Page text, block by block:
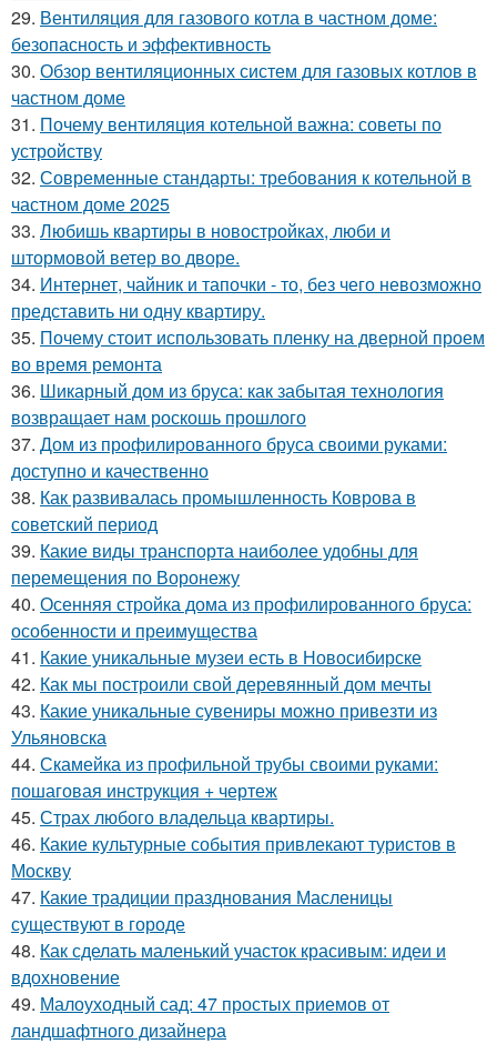
29. Вентиляция для газового котла в частном доме:
безопасность и эффективность
30. Обзор вентиляционных систем для газовых котлов в
частном доме
31. Почему вентиляция котельной важна: советы по
устройству
32. Современные стандарты: требования к котельной в
частном доме 2025
33. Любишь квартиры в новостройках, люби и
штормовой ветер во дворе.
34. Интернет, чайник и тапочки - то, без чего невозможно
представить ни одну квартиру.
35. Почему стоит использовать пленку на дверной проем
во время ремонта
36. Шикарный дом из бруса: как забытая технология
возвращает нам роскошь прошлого
37. Дом из профилированного бруса своими руками:
доступно и качественно
38. Как развивалась промышленность Коврова в
советский период
39. Какие виды транспорта наиболее удобны для
перемещения по Воронежу
40. Осенняя стройка дома из профилированного бруса:
особенности и преимущества
41. Какие уникальные музеи есть в Новосибирске
42. Как мы построили свой деревянный дом мечты
43. Какие уникальные сувениры можно привезти из
Ульяновска
44. Скамейка из профильной трубы своими руками:
пошаговая инструкция + чертеж
45. Страх любого владельца квартиры.
46. Какие культурные события привлекают туристов в
Москву
47. Какие традиции празднования Масленицы
существуют в городе
48. Как сделать маленький участок красивым: идеи и
вдохновение
49. Малоуходный сад: 47 простых приемов от
ландшафтного дизайнера